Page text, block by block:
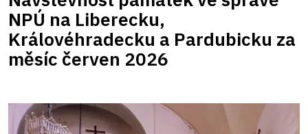
NPÚ na Liberecku,
Královéhradecku a Pardubicku za
měsíc červen 2026